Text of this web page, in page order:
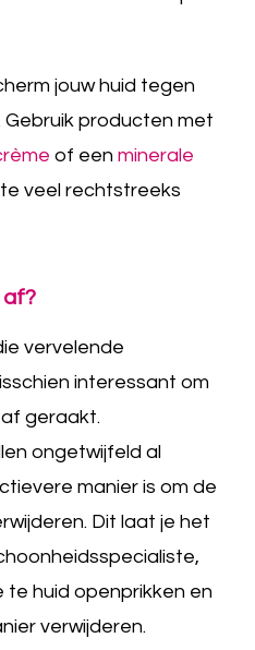
jouw huid tegen
Gebruik producten met
of eenminerale
veel rechtstreeks
af?
vervelende
interessant om
geraakt.
ongetwijfeld al
manier is om de
Dit laat je het
te huid openprikken en
verwijderen.